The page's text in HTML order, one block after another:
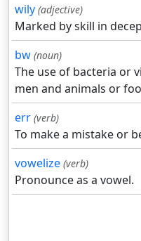
wily (adjective)
Marked by skill in
bw (noun)
The use of bacteria or
men and animals or
err (verb)
To make a mistake or
vowelize (verb)
Pronounce as a vowel.